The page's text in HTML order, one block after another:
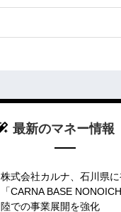
最新のマネー情報
株式会社カルナ、石川県に
「CARNA BASE
陸での事業展開を強化